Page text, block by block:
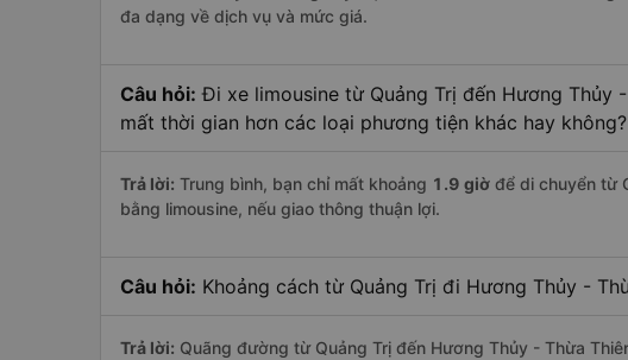
đa dạng về dịch vụ và mức giá.
Câu hỏi: Đi xe limousine từ Quảng Trị đến Hương Thủy
mất thời gian hơn các loại phương tiện khác hay không?
Trả lời: Trung bình, bạn chỉ mất khoảng 1.9 giờ để di chuyển từ
bằng limousine, nếu giao thông thuận lợi.
Câu hỏi: Khoảng cách từ Quảng Trị đi Hương Thủy -
Trả lời: Quãng đường từ Quảng Trị đến Hương Thủy - Thừa